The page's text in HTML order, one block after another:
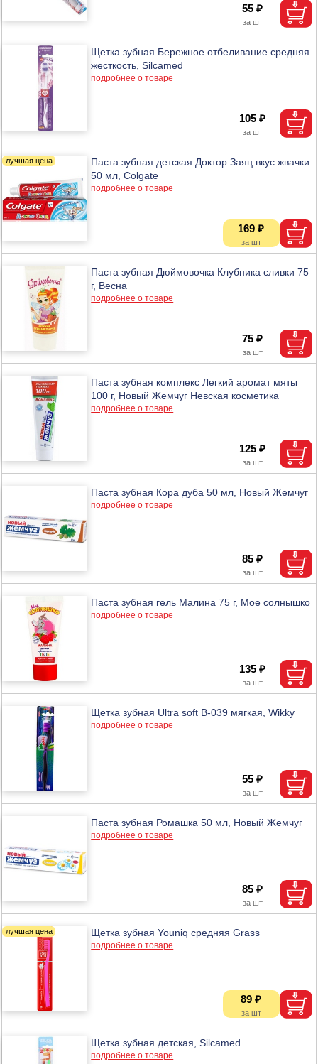
55 ₽
Щетка зубная Бережное отбеливание средняя
жесткость, Silcamed
подробнее о товаре
105 ₽
Паста зубная детская Доктор Заяц вкус жвачки
50 мл, Colgate
подробнее о товаре
169 ₽
Паста зубная Дюймовочка Клубника сливки 75
г, Весна
подробнее о товаре
75 ₽
Паста зубная комплекс Легкий аромат мяты
100 г, Новый Жемчуг Невская косметика
подробнее о товаре
125 ₽
Паста зубная Кора дуба 50 мл, Новый Жемчуг
подробнее о товаре
85 ₽
Паста зубная гель Малина 75 г, Мое солнышко
подробнее о товаре
135 ₽
Щетка зубная Ultra soft В-039 мягкая, Wikky
подробнее о товаре
55 ₽
Паста зубная Ромашка 50 мл, Новый Жемчуг
подробнее о товаре
85 ₽
Щетка зубная Youniq средняя Grass
подробнее о товаре
89 ₽
Щетка зубная детская, Silcamed
подробнее о товаре